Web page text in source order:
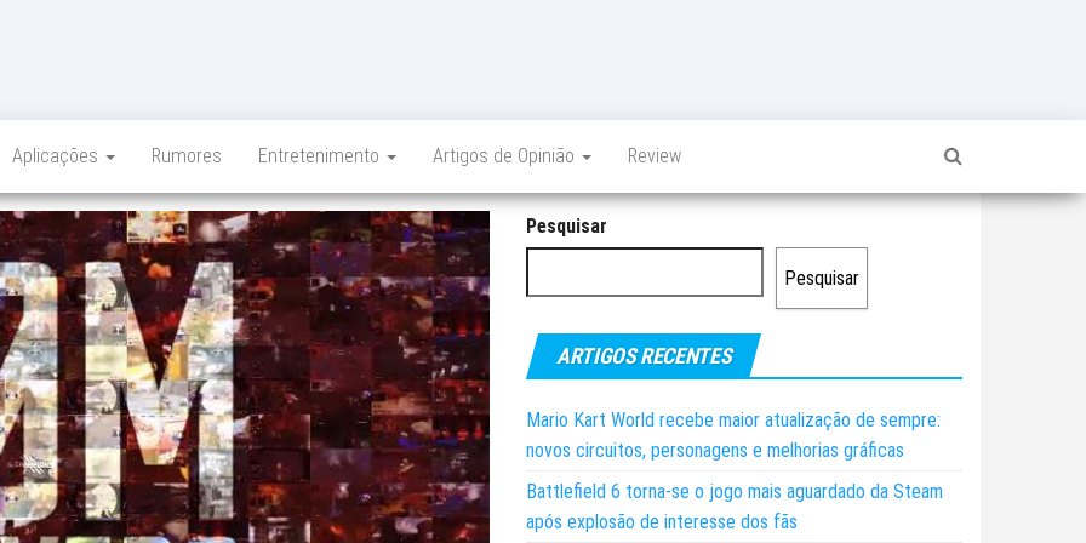
Aplicações Rumores Entretenimento Artigos de Opinião Review
Pesquisar
Pesquisar
ARTIGOS RECENTES
Mario Kart World recebe maior atualização de sempre:
novos circuitos, personagens e melhorias gráficas
Battlefield 6 torna-se o jogo mais aguardado da Steam
após explosão de interesse dos fãs